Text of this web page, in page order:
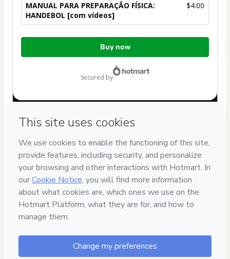
MANUAL PARA PREPARAÇÃO FÍSICA:
HANDEBOL [com vídeos]
$4.00
Total
Buy now
secured by
If you need to submit a request to our support team, please
provide the code below:
CKTID-B91323472C12toldx71-1785997317407-2465
Was your information autofill in? Click here to learn more
By clicking 'Buy Now' I declare that I (i) understand that
and has no responsibility for the content and/or control over
it; (ii) agree to Hotmart’s
and accompanied by a legal guardian.
Learn more about your purchasehere.